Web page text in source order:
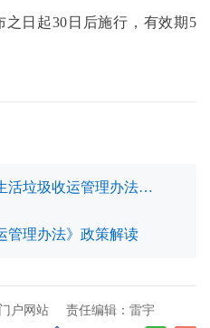
日起30日后施行，有效期5
音频解读：《沅陵县生活垃圾收运管理办法》政策解读
管理办法》政策解读
户网站 责任编辑：雷宇